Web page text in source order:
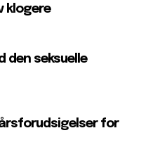
klogere
den seksuelle
for